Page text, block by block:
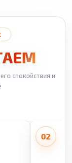
спокойствия и
02